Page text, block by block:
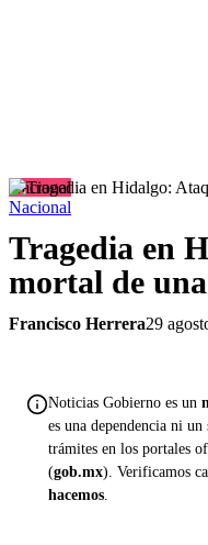
Nacional
Nacional
Tragedia en
mortal de
Francisco Herrera29
Noticias Gobierno es un
es una dependencia ni
trámites en los portales
(gob.mx). Verificamos
hacemos.